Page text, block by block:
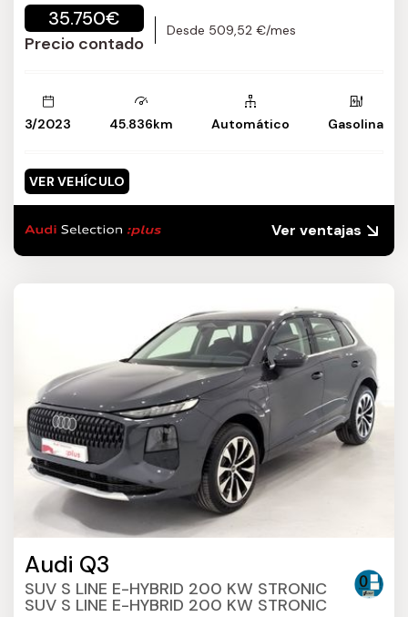
35.750€
Precio contado
Desde 509,52 €/mes
3/2023 45.836km Automático Gasolina
VER VEHÍCULO
Ver ventajas
Audi Q3
SUV S LINE E-HYBRID 200 KW STRONIC
SUV S LINE E-HYBRID 200 KW STRONIC